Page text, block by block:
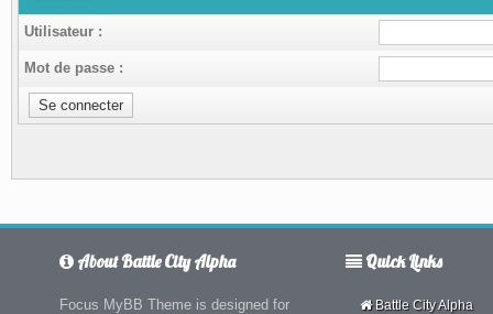
Utilisateur :
Mot de passe :
About Battle City Alpha
Focus MyBB Theme is designed for
Quick Links
Battle City Alpha